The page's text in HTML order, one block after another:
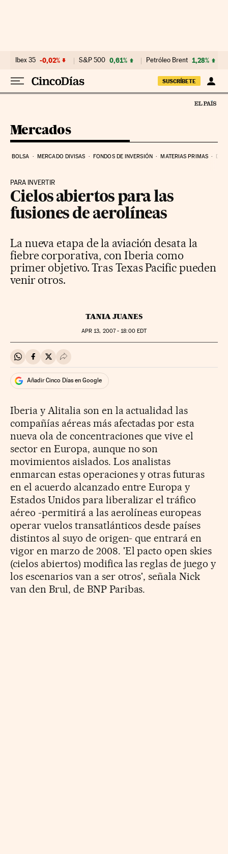
Ibex 35 -0,02% S&P 500 0,61% Petróleo Brent 1,28%
SUSCRÍBETE
Mercados
BOLSA MERCADO DIVISAS FONDOS DE INVERSIÓN MATERIAS PRIMAS
PARA INVERTIR
Cielos abiertos para las
fusiones de aerolíneas
La nueva etapa de la aviación desata la
fiebre corporativa, con Iberia como
primer objetivo. Tras Texas Pacific pueden
venir otros.
TANIA JUANES
APR 13, 2007 - 18:00EDT
Compartir en Whatsapp
Compartir en Facebook
Compartir en Twitter
Desplegar Redes Sociales
Añadir Cinco Días en Google
Iberia y Alitalia son en la actualidad las
compañías aéreas más afectadas por esta
nueva ola de concentraciones que vive el
sector en Europa, aunque no son
movimientos aislados. Los analistas
enmarcan estas operaciones y otras futuras
en el acuerdo alcanzado entre Europa y
Estados Unidos para liberalizar el tráfico
aéreo -permitirá a las aerolíneas europeas
operar vuelos transatlánticos desde países
distintos al suyo de origen- que entrará en
vigor en marzo de 2008. 'El pacto open skies
(cielos abiertos) modifica las reglas de juego y
los escenarios van a ser otros', señala Nick
van den Brul, de BNP Paribas.